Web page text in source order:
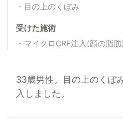
目の上のくぼみ
受けた施術
マイクロCRF注入(顔の脂
33歳男性。目の上のくぼ
入しました。